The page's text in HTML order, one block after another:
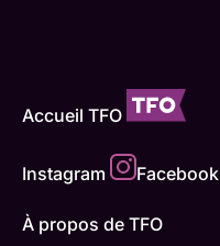
Accueil TFO
Instagram Facebook
À propos de TFO